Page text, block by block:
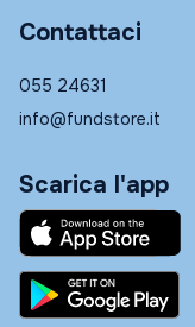
Contattaci
055 24631
info@fundstore.it
Scarica l'app